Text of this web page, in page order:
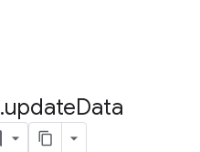
.updateData